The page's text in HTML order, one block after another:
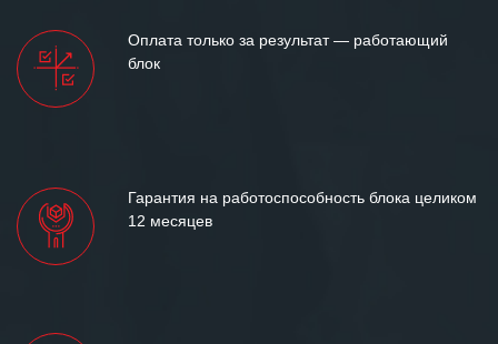
Оплата только за результат — работающий
блок
Гарантия на работоспособность блока целиком
12 месяцев